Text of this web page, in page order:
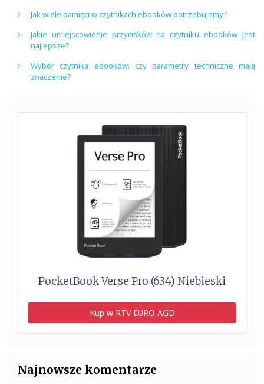
Jak wiele pamięci w czytnikach ebooków potrzebujemy?
Jakie umiejscowienie przycisków na czytniku ebooków jest
najlepsze?
Wybór czytnika ebooków: czy parametry techniczne mają
znaczenie?
PocketBook Verse Pro (634) Niebieski
Kup w RTV EURO AGD
Najnowsze komentarze